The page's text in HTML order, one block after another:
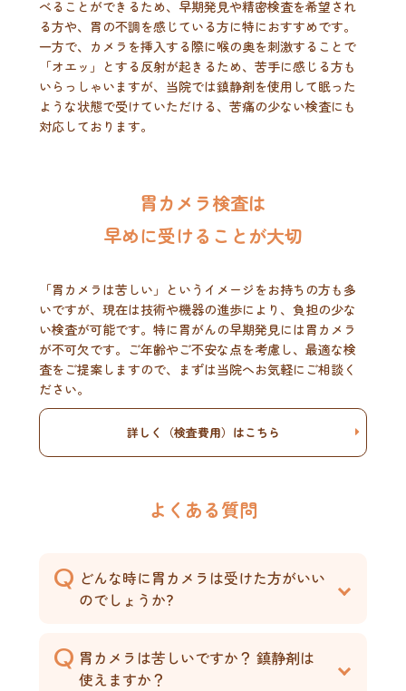
べることができるため、早期発見や精密検査を希望され
る方や、胃の不調を感じている方に特におすすめです。
一方で、カメラを挿入する際に喉の奥を刺激することで
「オエッ」とする反射が起きるため、苦手に感じる方も
いらっしゃいますが、当院では鎮静剤を使用して眠った
ような状態で受けていただける、苦痛の少ない検査にも
対応しております。
胃カメラ検査は
早めに受けることが大切
「胃カメラは苦しい」というイメージをお持ちの方も多
いですが、現在は技術や機器の進歩により、負担の少な
い検査が可能です。特に胃がんの早期発見には胃カメラ
が不可欠です。ご年齢やご不安な点を考慮し、最適な検
査をご提案しますので、まずは当院へお気軽にご相談く
ださい。
詳しく（検査費用）はこちら
よくある質問
どんな時に胃カメラは受けた方がいい
のでしょうか?
胃カメラは苦しいですか？ 鎮静剤は
使えますか？